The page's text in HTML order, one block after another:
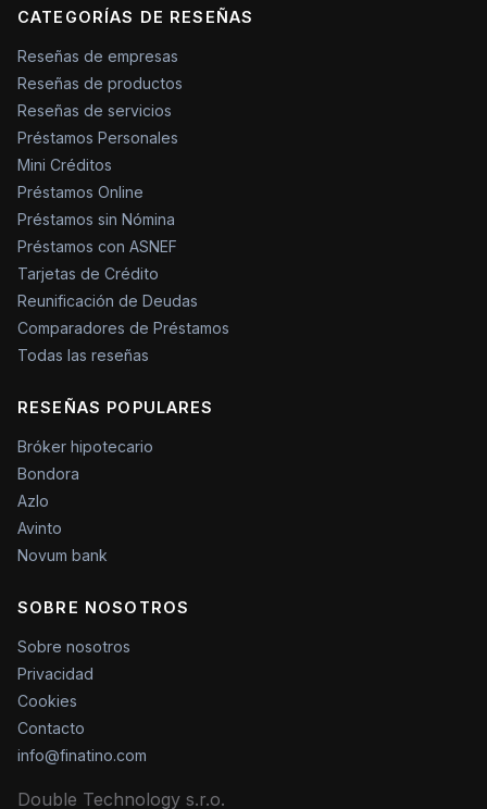
CATEGORÍAS DE RESEÑAS
Reseñas de empresas
Reseñas de productos
Reseñas de servicios
Préstamos Personales
Mini Créditos
Préstamos Online
Préstamos sin Nómina
Préstamos con ASNEF
Tarjetas de Crédito
Reunificación de Deudas
Comparadores de Préstamos
Todas las reseñas
RESEÑAS POPULARES
Bróker hipotecario
Bondora
Azlo
Avinto
Novum bank
SOBRE NOSOTROS
Sobre nosotros
Privacidad
Cookies
Contacto
info@finatino.com
Double Technology s.r.o.